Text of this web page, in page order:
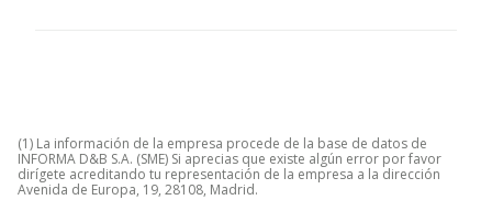
(1) La información de la empresa procede de la base de datos de
INFORMA D&B S.A. (SME) Si aprecias que existe algún error por favor
dirígete acreditando tu representación de la empresa a la dirección
Avenida de Europa, 19, 28108, Madrid.